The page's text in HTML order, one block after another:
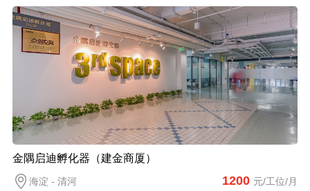
金隅启迪孵化器（建金商厦）
海淀 - 清河 1200 元/工位/月